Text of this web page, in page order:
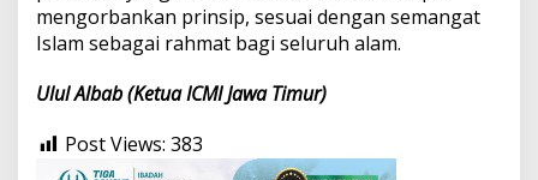
mengorbankan prinsip, sesuai dengan semangat
Islam sebagai rahmat bagi seluruh alam.
Ulul Albab (Ketua ICMI Jawa Timur)
Post Views: 383